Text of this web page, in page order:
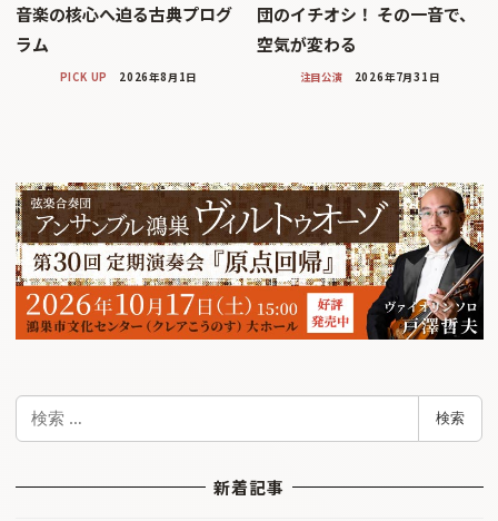
音楽の核心へ迫る古典プログ
ラム
PICK UP 2026年8月1日
団のイチオシ！ その一音で、
空気が変わる
注目公演 2026年7月31日
検
検索
新着記事